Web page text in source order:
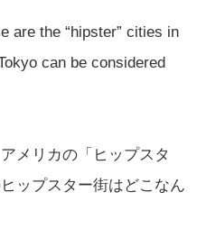
are the “hipster” cities in
can be considered
メリカの「ヒップスタ
ップスター街はどこなん